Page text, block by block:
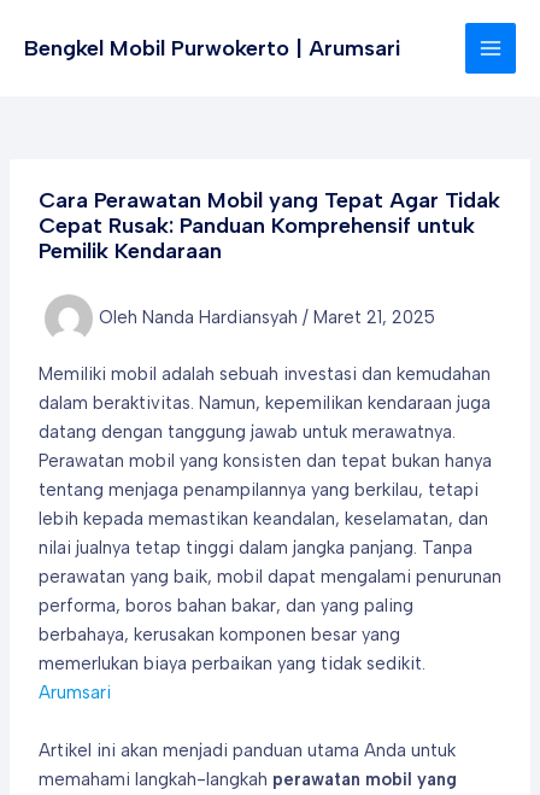
Bengkel Mobil Purwokerto | Arumsari
Cara Perawatan Mobil yang Tepat Agar Tidak
Cepat Rusak: Panduan Komprehensif untuk
Pemilik Kendaraan
Oleh Nanda Hardiansyah / Maret 21, 2025
Memiliki mobil adalah sebuah investasi dan kemudahan
dalam beraktivitas. Namun, kepemilikan kendaraan juga
datang dengan tanggung jawab untuk merawatnya.
Perawatan mobil yang konsisten dan tepat bukan hanya
tentang menjaga penampilannya yang berkilau, tetapi
lebih kepada memastikan keandalan, keselamatan, dan
nilai jualnya tetap tinggi dalam jangka panjang. Tanpa
perawatan yang baik, mobil dapat mengalami penurunan
performa, boros bahan bakar, dan yang paling
berbahaya, kerusakan komponen besar yang
memerlukan biaya perbaikan yang tidak sedikit.
Arumsari
Artikel ini akan menjadi panduan utama Anda untuk
memahami langkah-langkah perawatan mobil yang